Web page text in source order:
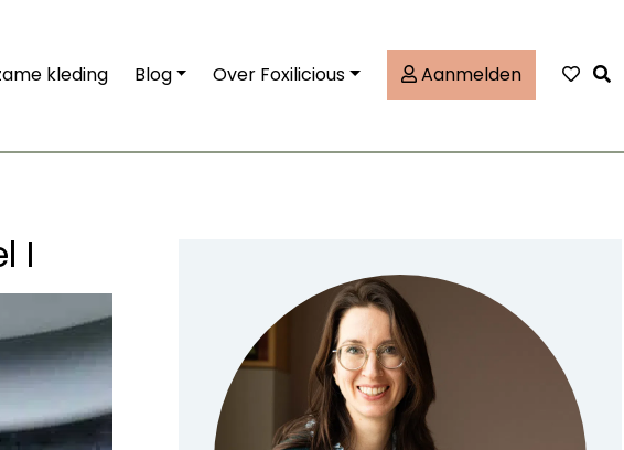
kleding Blog Over Foxilicious Aanmelden
I